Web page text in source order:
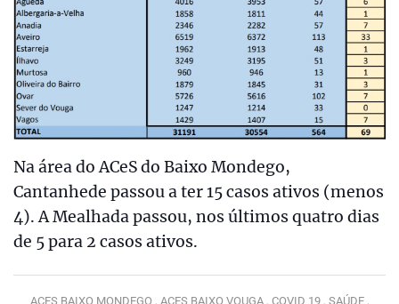
Na área do ACeS do Baixo Mondego,
Cantanhede passou a ter 15 casos ativos (menos
4). A Mealhada passou, nos últimos quatro dias
de 5 para 2 casos ativos.
ACES BAIXO MONDEGO , ACES BAIXO VOUGA , COVID 19 , SAÚDE ,